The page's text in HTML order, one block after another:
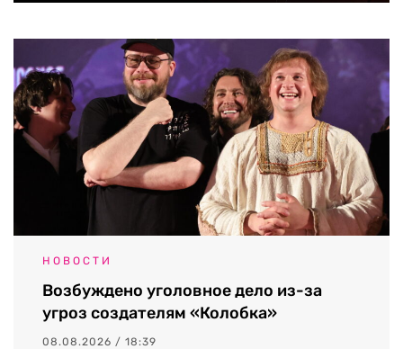
НОВОСТИ
Возбуждено уголовное дело из-за
угроз создателям «Колобка»
08.08.2026 / 18:39